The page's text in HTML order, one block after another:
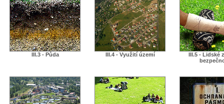
III.3 - Půda III.4 - Využití území
III.5 - Lidské